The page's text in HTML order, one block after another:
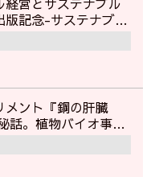
版記念-サステナブル
シの挑戦-
メント『鋼の肝臓
話。植物バイオ事業
"挑戦"のストーリー